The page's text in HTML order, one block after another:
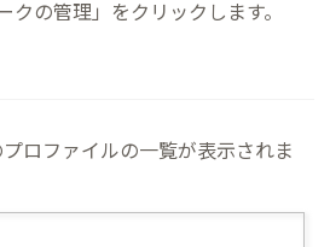
クの管理」をクリックします。
ロファイルの一覧が表示されま